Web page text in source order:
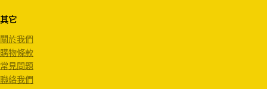
其它
關於我們
購物條款
常見問題
聯絡我們